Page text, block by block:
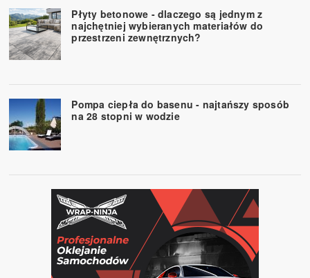
Płyty betonowe - dlaczego są jednym z
najchętniej wybieranych materiałów do
przestrzeni zewnętrznych?
Pompa ciepła do basenu - najtańszy sposób
na 28 stopni w wodzie